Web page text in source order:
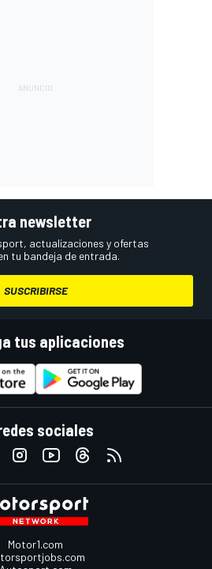
newsletter
actualizaciones y ofertas
tu bandeja de entrada.
SUSCRIBIRSE
tus aplicaciones
sociales
Motor1.com